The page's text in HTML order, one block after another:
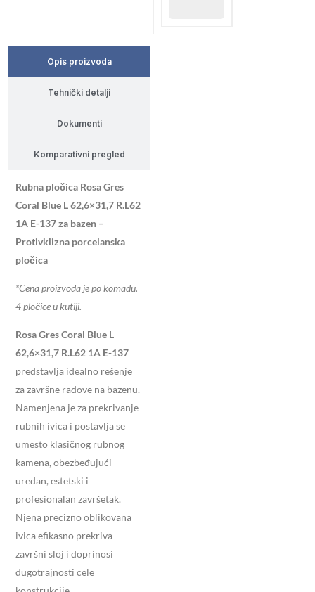
Opis proizvoda
Tehnički detalji
Dokumenti
Komparativni pregled
Rubna pločica Rosa Gres
Coral Blue L 62,6×31,7 R.L62
1A E-137 za bazen –
Protivklizna porcelanska
pločica
*Cena proizvoda je po komadu.
4 pločice u kutiji.
Rosa Gres Coral Blue L
62,6×31,7 R.L62 1A E-137
predstavlja idealno rešenje
za završne radove na bazenu.
Namenjena je za prekrivanje
rubnih ivica i postavlja se
umesto klasičnog rubnog
kamena, obezbeđujući
uredan, estetski i
profesionalan završetak.
Njena precizno oblikovana
ivica efikasno prekriva
završni sloj i doprinosi
dugotrajnosti cele